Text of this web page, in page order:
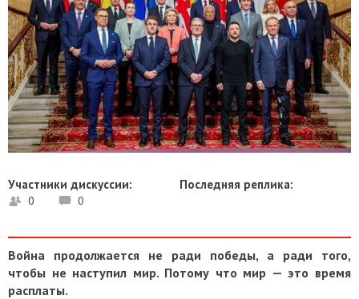
Участники дискуссии:
0 0
Последняя реплика:
Война продолжается не ради победы, а ради того,
чтобы не наступил мир. Потому что мир — это время
расплаты.